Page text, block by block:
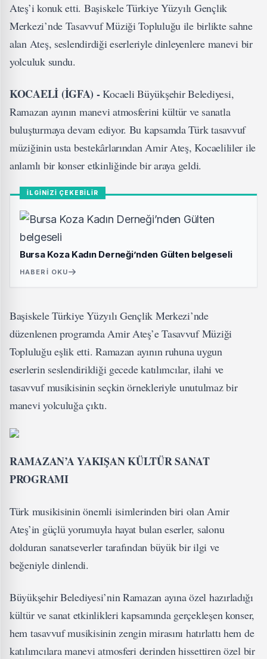
Ateş’i konuk etti. Başiskele Türkiye Yüzyılı Gençlik
Merkezi’nde Tasavvuf Müziği Topluluğu ile birlikte sahne
alan Ateş, seslendirdiği eserleriyle dinleyenlere manevi bir
yolculuk sundu.
KOCAELİ (İGFA) -Kocaeli Büyükşehir Belediyesi,
Ramazan ayının manevi atmosferini kültür ve sanatla
buluşturmaya devam ediyor. Bu kapsamda Türk tasavvuf
müziğinin usta bestekârlarından Amir Ateş, Kocaelililer ile
anlamlı bir konser etkinliğinde bir araya geldi.
İLGİNİZİ ÇEKEBİLİR
Bursa Koza Kadın Derneği’nden Gülten belgeseli
HABERI OKU
Başiskele Türkiye Yüzyılı Gençlik Merkezi’nde
düzenlenen programda Amir Ateş’e Tasavvuf Müziği
Topluluğu eşlik etti. Ramazan ayının ruhuna uygun
eserlerin seslendirildiği gecede katılımcılar, ilahi ve
tasavvuf musikisinin seçkin örnekleriyle unutulmaz bir
manevi yolculuğa çıktı.
RAMAZAN’A YAKIŞAN KÜLTÜR SANAT
PROGRAMI
Türk musikisinin önemli isimlerinden biri olan Amir
Ateş’in güçlü yorumuyla hayat bulan eserler, salonu
dolduran sanatseverler tarafından büyük bir ilgi ve
beğeniyle dinlendi.
Büyükşehir Belediyesi’nin Ramazan ayına özel hazırladığı
kültür ve sanat etkinlikleri kapsamında gerçekleşen konser,
hem tasavvuf musikisinin zengin mirasını hatırlattı hem de
katılımcılara manevi atmosferi derinden hissettiren özel bir